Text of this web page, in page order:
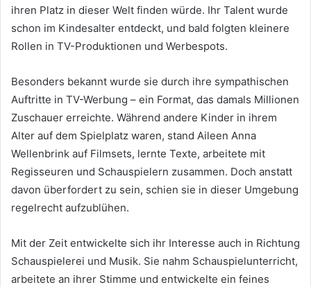
ihren Platz in dieser Welt finden würde. Ihr Talent wurde
schon im Kindesalter entdeckt, und bald folgten kleinere
Rollen in TV-Produktionen und Werbespots.
Besonders bekannt wurde sie durch ihre sympathischen
Auftritte in TV-Werbung – ein Format, das damals Millionen
Zuschauer erreichte. Während andere Kinder in ihrem
Alter auf dem Spielplatz waren, stand Aileen Anna
Wellenbrink auf Filmsets, lernte Texte, arbeitete mit
Regisseuren und Schauspielern zusammen. Doch anstatt
davon überfordert zu sein, schien sie in dieser Umgebung
regelrecht aufzublühen.
Mit der Zeit entwickelte sich ihr Interesse auch in Richtung
Schauspielerei und Musik. Sie nahm Schauspielunterricht,
arbeitete an ihrer Stimme und entwickelte ein feines